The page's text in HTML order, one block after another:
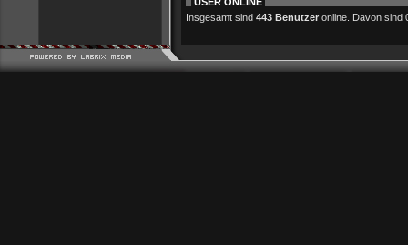
Insgesamt sind 443 Benutzer online. Davon sind